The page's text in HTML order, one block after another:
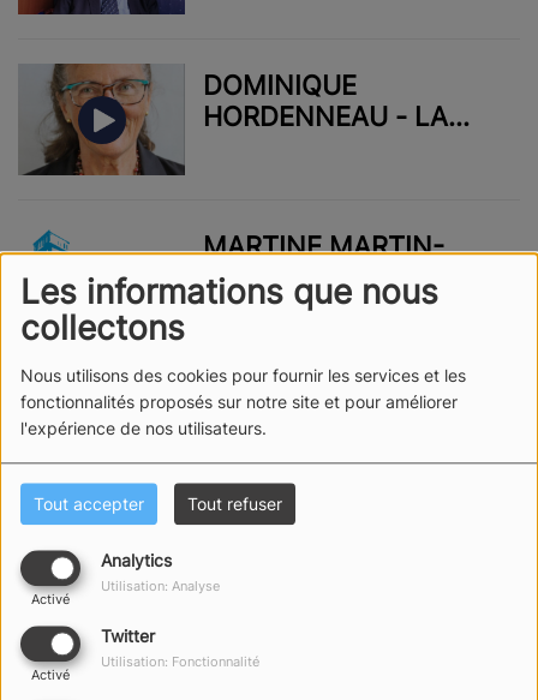
Les informations que nous
collectons
Nous utilisons des cookies pour fournir les services et les
fonctionnalités proposés sur notre site et pour améliorer
l'expérience de nos utilisateurs.
Tout accepter Tout refuser
Analytics
Activé
Utilisation: Analyse
Twitter
Activé
Utilisation: Fonctionnalité
DOMINIQUE
HORDENNEAU - LA
MARTINE MARTIN-
COSQUER ET EVELINE
THOMER
WATER WORLD - ANNA
ILINCA
HORDENNEAU -
PATRIMOINE SABLAIS